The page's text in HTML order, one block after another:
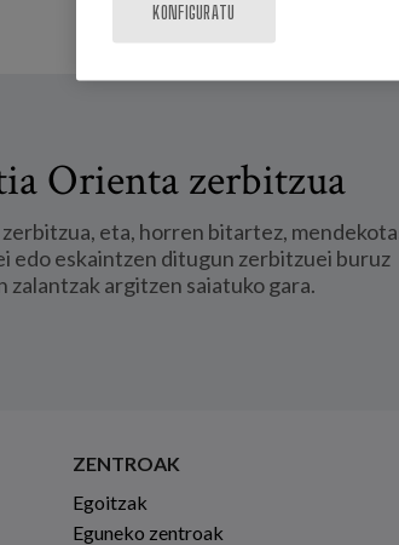
Orienta zerbitzua
zerbitzua, eta, horren bitartez,
edo eskaintzen ditugun zerbitzuei buruz
zalantzak argitzen saiatuko gara.
ZENTROAK
Egoitzak
Eguneko zentroak
KONFIGURATU